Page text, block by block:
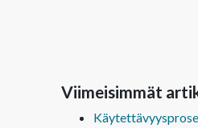
Viimeisimmät